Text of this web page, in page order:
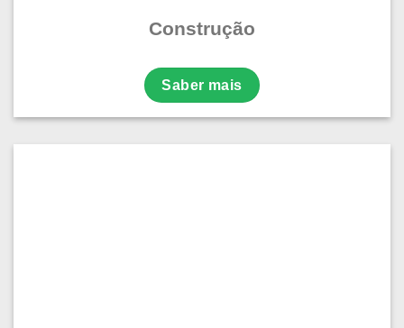
Construção
Saber mais